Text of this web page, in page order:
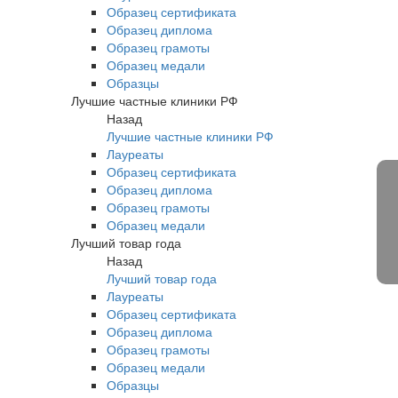
Образец сертификата
Образец диплома
Образец грамоты
Образец медали
Образцы
Лучшие частные клиники РФ
Назад
Лучшие частные клиники РФ
Лауреаты
Образец сертификата
Образец диплома
Образец грамоты
Образец медали
Лучший товар года
Назад
Лучший товар года
Лауреаты
Образец сертификата
Образец диплома
Образец грамоты
Образец медали
Образцы